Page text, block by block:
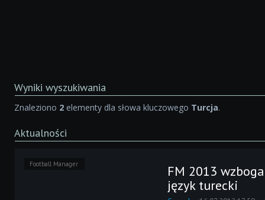
Wyniki wyszukiwania
Znaleziono 2 elementy dla słowa kluczowego Turcja.
Aktualności
Football Manager
FM 2013
język turecki